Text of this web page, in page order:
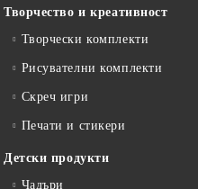
Творчество и креативност
Творчески комплекти
Рисувателни комплекти
Скреч игри
Печати и стикери
Детски продукти
Чадъри